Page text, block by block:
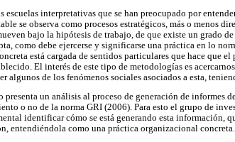
escuelas interpretativas que se han preocupado por
se observa como procesos estratégicos, más o menos
bajo la hipótesis de trabajo, de que existe un grado
como debe ejercerse y significarse una práctica en lo
está cargada de sentidos particulares que hace que
El interés de este tipo de metodologías es
algunos de los fenómenos sociales asociados a esta,
presenta un análisis al proceso de generación de informes
o no de la norma GRI (2006). Para esto el grupo de
identificar cómo se está generando esta información,
entendiéndola como una práctica organizacional concreta.